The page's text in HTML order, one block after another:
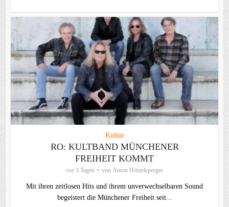
Kultur
RO: KULTBAND MÜNCHENER
FREIHEIT KOMMT
vor 3 Tagen von Anton Hötzelsperger
Mit ihren zeitlosen Hits und ihrem unverwechselbaren Sound
begeistert die Münchener Freiheit seit...